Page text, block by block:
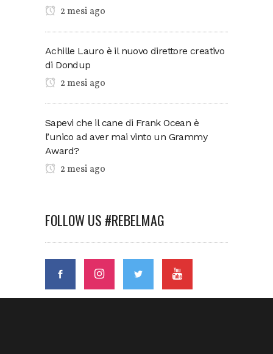
2 mesi ago
Achille Lauro è il nuovo direttore creativo
di Dondup
2 mesi ago
Sapevi che il cane di Frank Ocean è
l’unico ad aver mai vinto un Grammy
Award?
2 mesi ago
FOLLOW US #REBELMAG